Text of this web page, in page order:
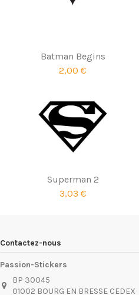
Batman Begins
2,00 €
Superman 2
3,03 €
Contactez-nous
Passion-Stickers
BP 30045
01002 BOURG EN BRESSE CEDEX